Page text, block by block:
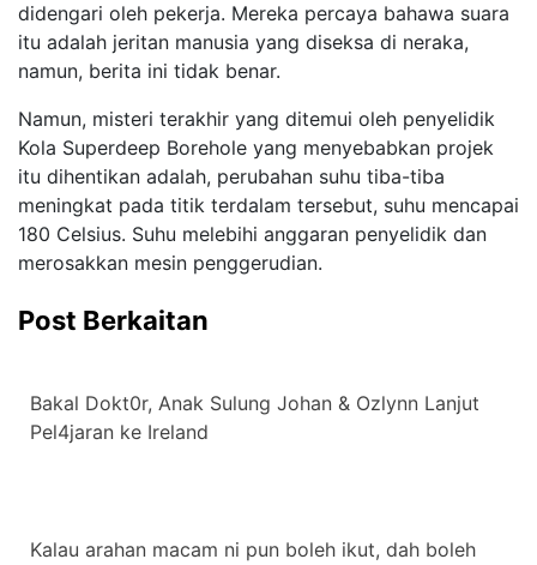
didengari oleh pekerja. Mereka percaya bahawa suara
itu adalah jeritan manusia yang diseksa di neraka,
namun, berita ini tidak benar.
Namun, misteri terakhir yang ditemui oleh penyelidik
Kola Superdeep Borehole yang menyebabkan projek
itu dihentikan adalah, perubahan suhu tiba-tiba
meningkat pada titik terdalam tersebut, suhu mencapai
180 Celsius. Suhu melebihi anggaran penyelidik dan
merosakkan mesin penggerudian.
Post Berkaitan
Bakal Dokt0r, Anak Sulung Johan & Ozlynn Lanjut
Pel4jaran ke Ireland
Kalau arahan macam ni pun boleh ikut, dah boleh